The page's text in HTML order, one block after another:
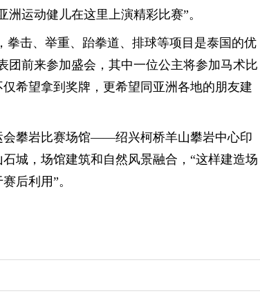
运动健儿在这里上演精彩比赛”。
拳击、举重、跆拳道、排球等项目是泰国的优
团前来参加盛会，其中一位公主将参加马术比
希望拿到奖牌，更希望同亚洲各地的朋友建
会攀岩比赛场馆——绍兴柯桥羊山攀岩中心印
城，场馆建筑和自然风景融合，“这样建造场
后利用”。